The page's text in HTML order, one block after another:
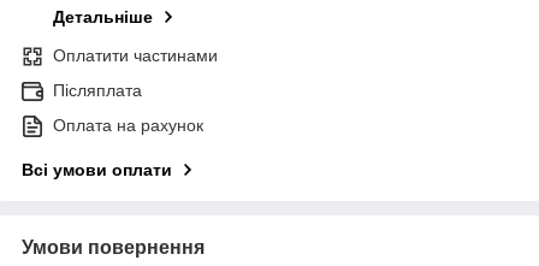
Детальніше
Оплатити частинами
Післяплата
Оплата на рахунок
Всі умови оплати
Умови повернення